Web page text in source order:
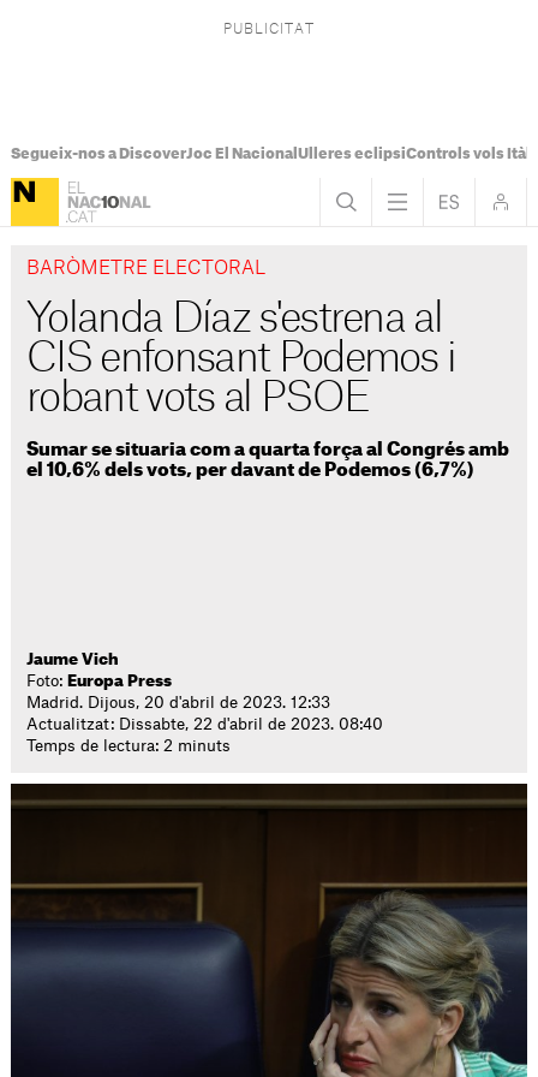
Segueix-nos a DiscoverJoc El Nacional Ulleres eclipsiControls vols
BARÒMETRE ELECTORAL
Yolanda Díaz s'estrena al
CIS enfonsant Podemos i
robant vots al PSOE
Sumar se situaria com a quarta força al Congrés amb
el 10,6% dels vots, per davant de Podemos (6,7%)
Jaume Vich
Foto: Europa Press
Madrid. Dijous, 20 d'abril de 2023. 12:33
Actualitzat: Dissabte, 22 d'abril de 2023. 08:40
Temps de lectura: 2 minuts